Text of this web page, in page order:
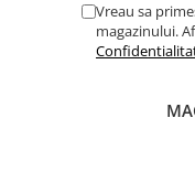
Vreau sa
magazinului.